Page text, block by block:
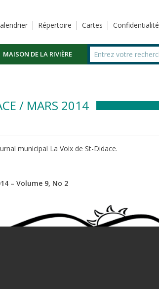
Répertoire Cartes Confidentialité
MAISON DE LA RIVIÈRE
/ MARS 2014
municipal La Voix de St-Didace.
– Volume 9, No 2